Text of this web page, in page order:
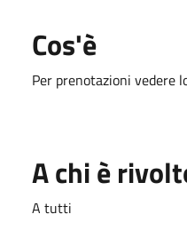
Cos'è
Per prenotazioni vedere
A chi è
A tutti